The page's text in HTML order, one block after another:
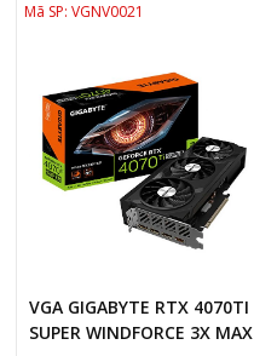
Mã SP: VGNV0021
VGA GIGABYTE RTX 4070TI
SUPER WINDFORCE 3X MAX